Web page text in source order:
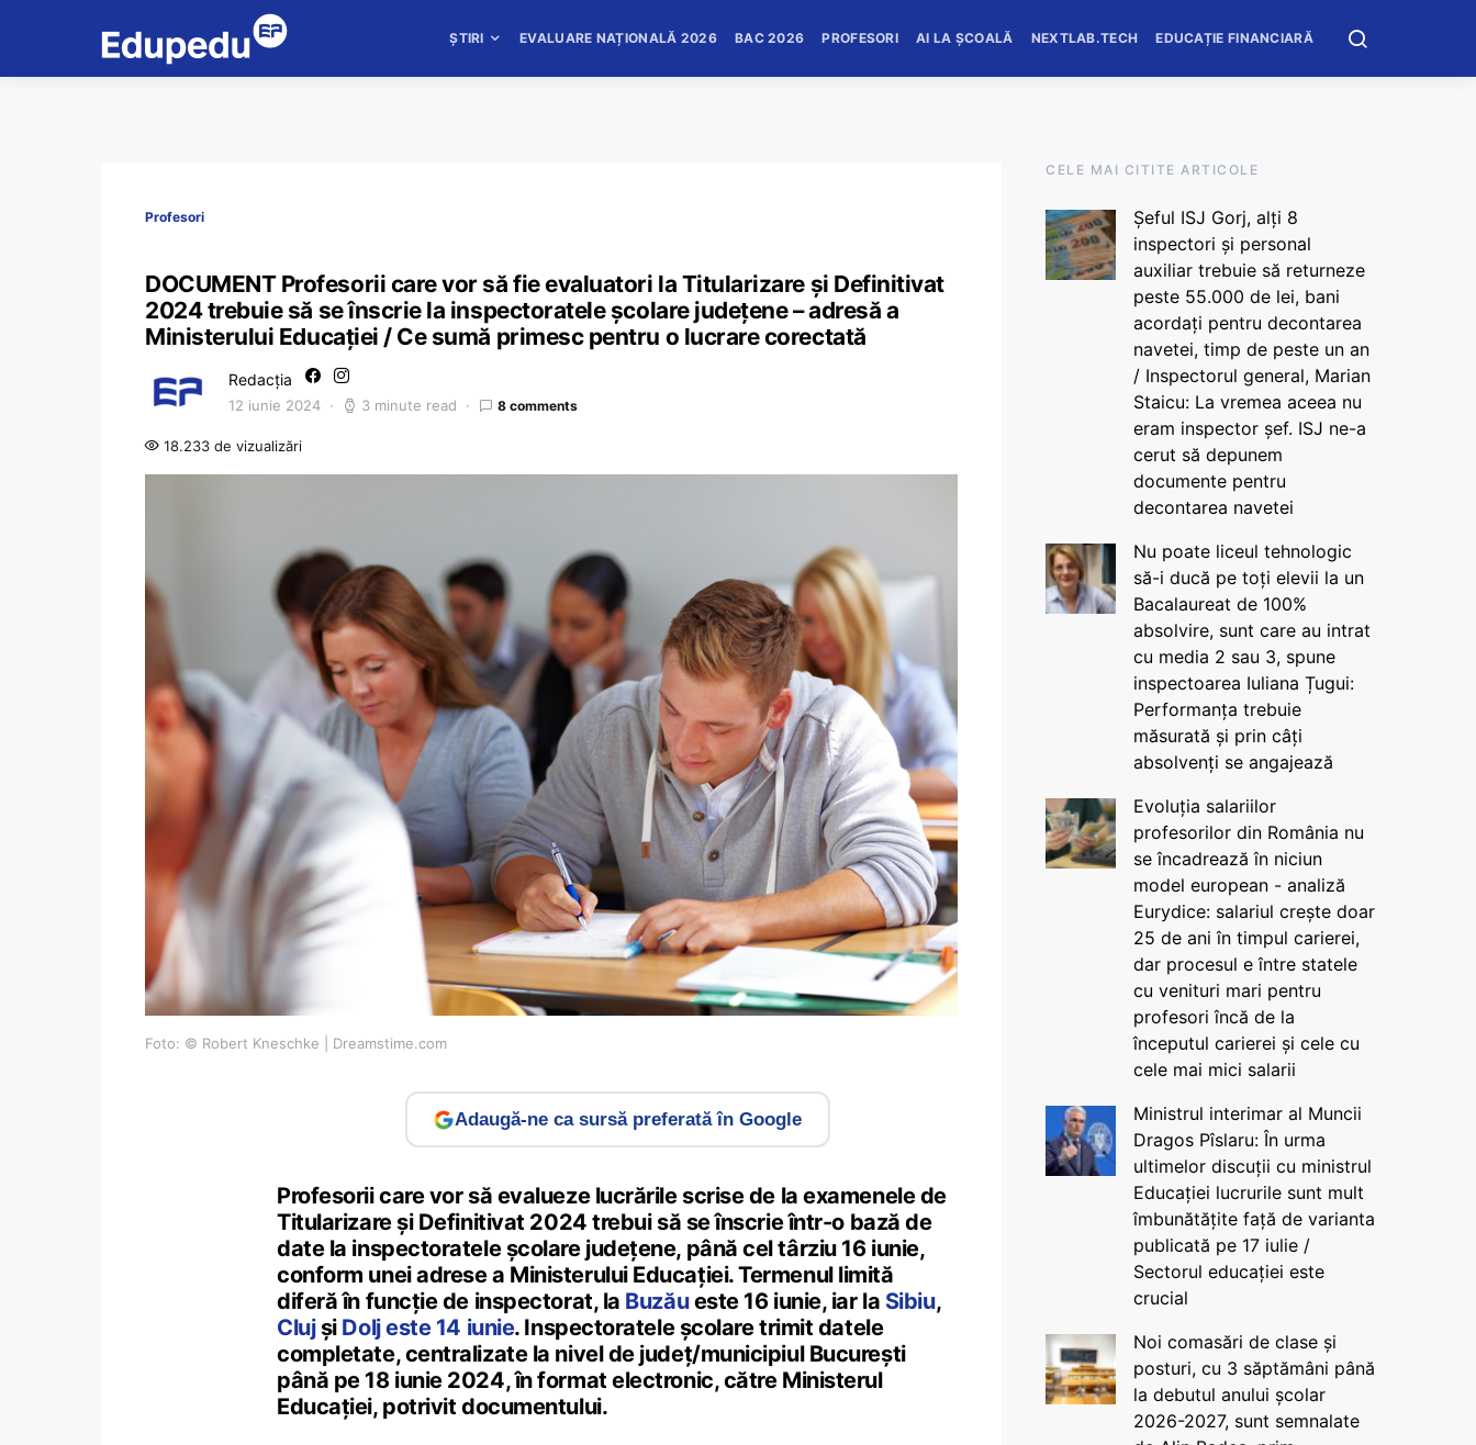
ȘTIRI EVALUARE NAȚIONALĂ 2026 BAC 2026 PROFESORI AI LA ȘCOALĂ NEXTLAB.TECH EDUCAȚIE FINANCIARĂ
Profesori
DOCUMENT Profesorii care vor să fie evaluatori la Titularizare și Definitivat
2024 trebuie să se înscrie la inspectoratele școlare județene – adresă a
Ministerului Educației / Ce sumă primesc pentru o lucrare corectată
Redacția
12 iunie 2024 3 minute read 8 comments
18.233 de vizualizări
Foto: © Robert Kneschke | Dreamstime.com
Adaugă-ne ca sursă preferată în Google
Profesorii care vor să evalueze lucrările scrise de la examenele de
Titularizare și Definitivat 2024 trebui să se înscrie într-o bază de
date la inspectoratele școlare județene, până cel târziu 16 iunie,
conform unei adrese a Ministerului Educației. Termenul limită
diferă în funcție de inspectorat, la Buzăueste 16 iunie, iar la Sibiu,
Clujși Dolj este 14 iunie. Inspectoratele școlare trimit datele
completate, centralizate la nivel de județ/municipiul București
până pe 18 iunie 2024, în format electronic, către Ministerul
Educației, potrivit documentului.
CELE MAI CITITE ARTICOLE
Șeful ISJ Gorj, alți 8
inspectori și personal
auxiliar trebuie să returneze
peste 55.000 de lei, bani
acordați pentru decontarea
navetei, timp de peste un an
/ Inspectorul general, Marian
Staicu: La vremea aceea nu
eram inspector șef. ISJ ne-a
cerut să depunem
documente pentru
decontarea navetei
Nu poate liceul tehnologic
să-i ducă pe toți elevii la un
Bacalaureat de 100%
absolvire, sunt care au intrat
cu media 2 sau 3, spune
inspectoarea Iuliana Țugui:
Performanța trebuie
măsurată și prin câți
absolvenți se angajează
Evoluția salariilor
profesorilor din România nu
se încadrează în niciun
model european - analiză
Eurydice: salariul crește doar
25 de ani în timpul carierei,
dar procesul e între statele
cu venituri mari pentru
profesori încă de la
începutul carierei și cele cu
cele mai mici salarii
Ministrul interimar al Muncii
Dragos Pîslaru: În urma
ultimelor discuții cu ministrul
Educației lucrurile sunt mult
îmbunătățite față de varianta
publicată pe 17 iulie /
Sectorul educației este
crucial
Noi comasări de clase și
posturi, cu 3 săptămâni până
la debutul anului școlar
2026-2027, sunt semnalate